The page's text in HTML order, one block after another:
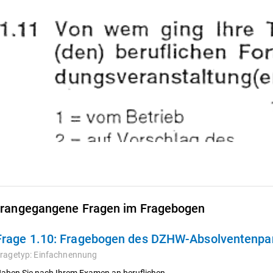
Fragen im Fragebogen
1.10: Fragebogen des DZHW-
Einfachnennung